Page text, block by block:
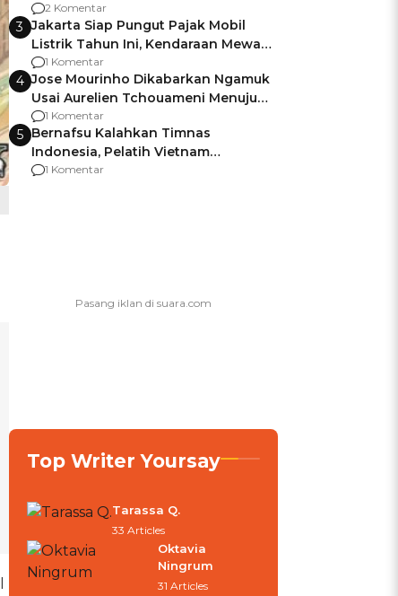
Pemalang
2 Komentar
3 Jakarta Siap Pungut Pajak Mobil
Listrik Tahun Ini, Kendaraan Mewah
Kena hingga 75% PKB
1 Komentar
4 Jose Mourinho Dikabarkan Ngamuk
Usai Aurelien Tchouameni Menuju
Manchester United
1 Komentar
5 Bernafsu Kalahkan Timnas
Indonesia, Pelatih Vietnam
Berencana Pakai Jimat di Pakansari
1 Komentar
Top Writer Yoursay
Tarassa Q.
33 Articles
Oktavia
Ningrum
31 Articles